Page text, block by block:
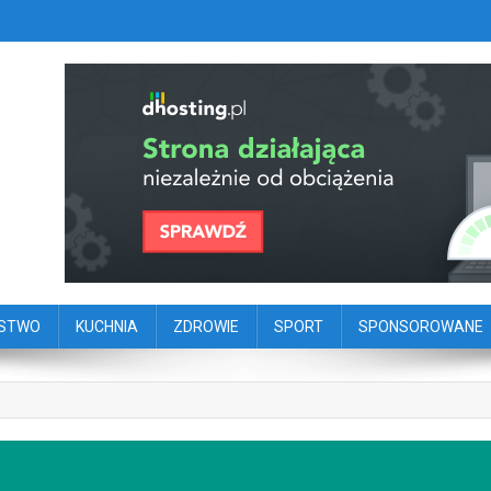
portal dziennikarstwa
KUCHNIA ZDROWIE SPORT SPONSOROWANE